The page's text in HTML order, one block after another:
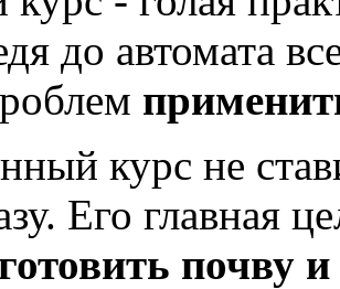
до автомата
курс не
Его главная
почву